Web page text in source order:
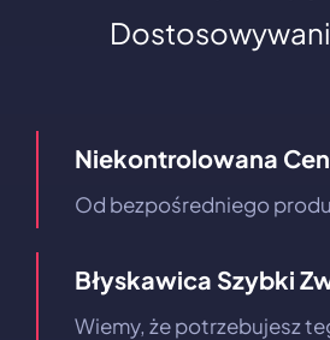
Niekontrolowana
Od bezpośredniego
Błyskawica Szybki
Wiemy, że potrzebujesz